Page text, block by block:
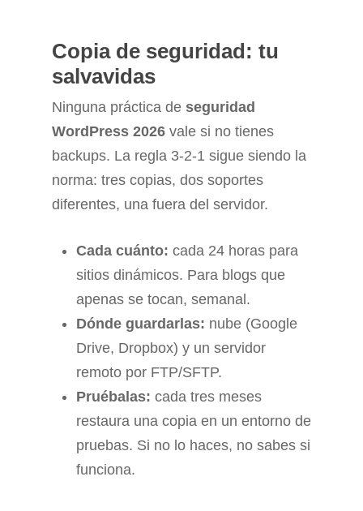
Copia de seguridad: tu
salvavidas
Ninguna práctica de seguridad
WordPress 2026 vale si no tienes
backups. La regla 3-2-1 sigue siendo la
norma: tres copias, dos soportes
diferentes, una fuera del servidor.
Cada cuánto: cada 24 horas para
sitios dinámicos. Para blogs que
apenas se tocan, semanal.
Dónde guardarlas: nube (Google
Drive, Dropbox) y un servidor
remoto por FTP/SFTP.
Pruébalas: cada tres meses
restaura una copia en un entorno de
pruebas. Si no lo haces, no sabes si
funciona.